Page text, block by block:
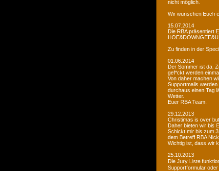
nicht möglich.
Wir wünschen Euch
15.07.2014
Die RBA präsentiert
Zu finden in der
01.06.2014
Der Sommer ist da,
gef*ckt werden
Von daher machen
Supportmails
durchaus einen Tag
Wetter.
Euer RBA Team.
29.12.2013
Christimas is over
Daher bieten wir bis
Schickt mir bis zum
dem Betreff RBA
Wichtig ist, dass wir
25.10.2013
Die Jury Liste
Supportformular